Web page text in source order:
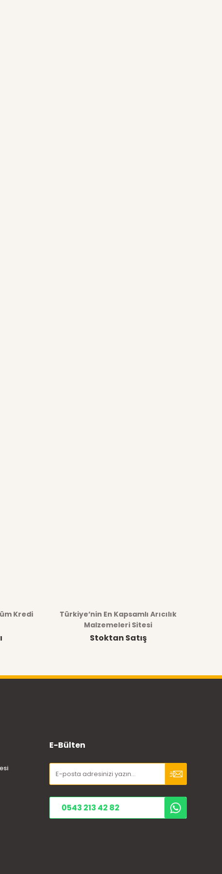
Kredi
Türkiye’nin En Kapsamlı Arıcılık
Malzemeleri Sitesi
Stoktan Satış
E-Bülten
0543 213 42 82